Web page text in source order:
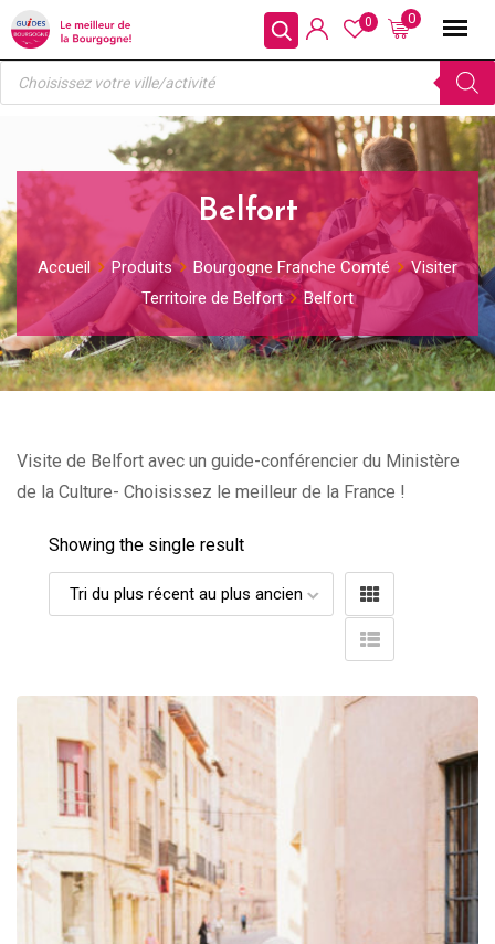
Skip
to
content
0
0
Recherche
produits
Belfort
Accueil Produits Bourgogne Franche Comté
Visiter
Territoire de Belfort
Belfort
Visite de Belfort avec un guide-conférencier du Ministère
de la Culture- Choisissez le meilleur de la France !
Showing the single result